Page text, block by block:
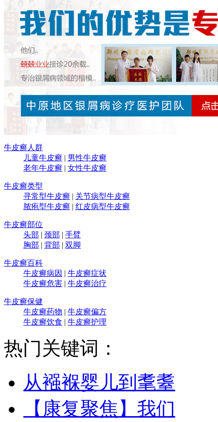
牛皮癣人群
儿童牛皮癣 | 男性牛皮癣
老年牛皮癣 | 女性牛皮癣
牛皮癣类型
寻常型牛皮癣 | 关节病型牛皮癣
脓疱型牛皮癣 | 红皮病型牛皮癣
牛皮癣部位
头部 | 颈部 | 手臂
胸部 | 背部 | 双脚
牛皮癣百科
牛皮癣病因 | 牛皮癣症状
牛皮癣危害 | 牛皮癣治疗
牛皮癣保健
牛皮癣药物 | 牛皮癣偏方
牛皮癣饮食 | 牛皮癣护理
热门关键词：
从襁褓婴儿到耄耋
【康复聚焦】我们